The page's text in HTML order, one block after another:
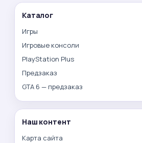
Каталог
Игры
Игровые консоли
PlayStation Plus
Предзаказ
GTA 6 — предзаказ
Наш контент
Карта сайта